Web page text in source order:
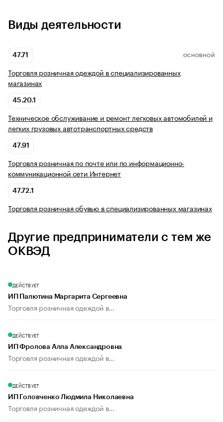
Виды деятельности
47.71 ОСНОВНОЙ
Торговля розничная одеждой в специализированных
магазинах
45.20.1
Техническое обслуживание и ремонт легковых автомобилей и
легких грузовых автотранспортных средств
47.91
Торговля розничная по почте или по информационно-
коммуникационной сети Интернет
47.72.1
Торговля розничная обувью в специализированных магазинах
Другие предприниматели с тем же
ОКВЭД
ДЕЙСТВУЕТ
ИП Палютина Маргарита Сергеевна
Торговля розничная одеждой в...
ДЕЙСТВУЕТ
ИП Фролова Алла Александровна
Торговля розничная одеждой в...
ДЕЙСТВУЕТ
ИП Головченко Людмила Николаевна
Торговля розничная одеждой в...